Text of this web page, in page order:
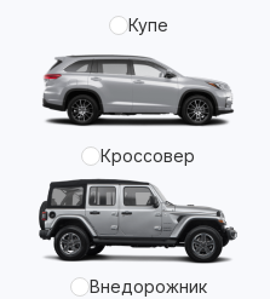
Купе
Кроссовер
Внедорожник